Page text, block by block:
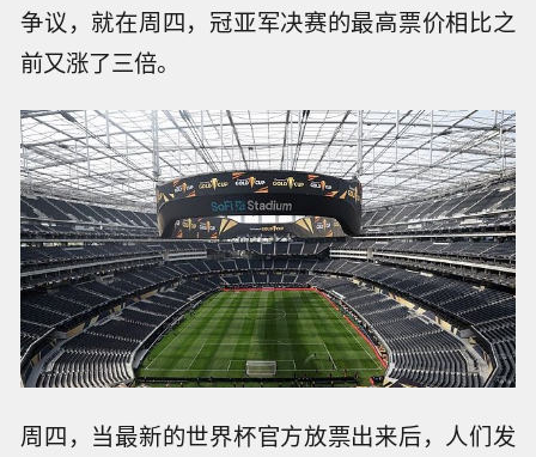
争议，就在周四，冠亚军决赛的最高票价相比之
前又涨了三倍。
周四，当最新的世界杯官方放票出来后，人们发